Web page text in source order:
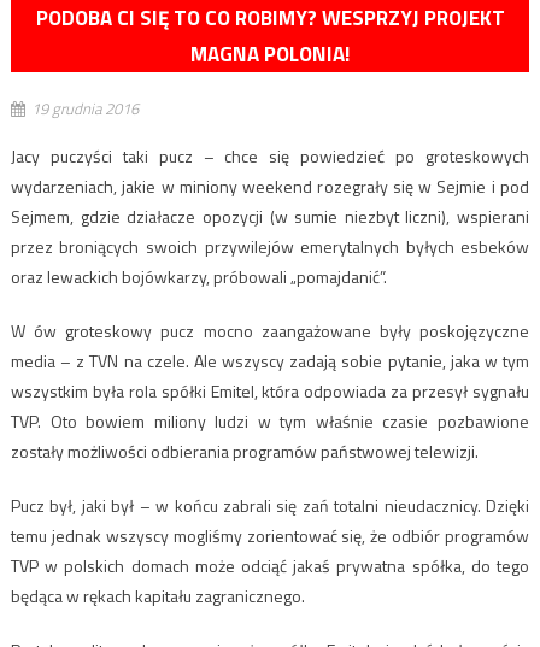
PODOBA CI SIĘ TO CO ROBIMY? WESPRZYJ PROJEKT
MAGNA POLONIA!
19 grudnia 2016
Jacy puczyści taki pucz – chce się powiedzieć po groteskowych
wydarzeniach, jakie w miniony weekend rozegrały się w Sejmie i pod
Sejmem, gdzie działacze opozycji (w sumie niezbyt liczni), wspierani
przez broniących swoich przywilejów emerytalnych byłych esbeków
oraz lewackich bojówkarzy, próbowali „pomajdanić”.
W ów groteskowy pucz mocno zaangażowane były poskojęzyczne
media – z TVN na czele. Ale wszyscy zadają sobie pytanie, jaka w tym
wszystkim była rola spółki Emitel, która odpowiada za przesył sygnału
TVP. Oto bowiem miliony ludzi w tym właśnie czasie pozbawione
zostały możliwości odbierania programów państwowej telewizji.
Pucz był, jaki był – w końcu zabrali się zań totalni nieudacznicy. Dzięki
temu jednak wszyscy mogliśmy zorientować się, że odbiór programów
TVP w polskich domach może odciąć jakaś prywatna spółka, do tego
będąca w rękach kapitału zagranicznego.